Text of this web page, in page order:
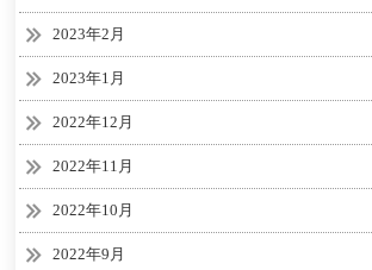
2023年2月
2023年1月
2022年12月
2022年11月
2022年10月
2022年9月